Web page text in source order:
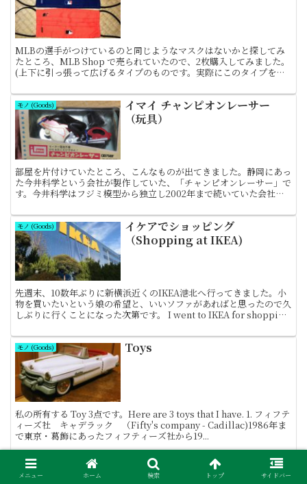
MLBの選手がつけているのと同じようなマスクはないかと探してみ
たところ、MLB Shop で売られていたので、2枚購入してみました。
(上下に引っ張って広げるタイプのものです。実際にこのタイプを着
モノ (Goods)
イマイ チャンピオンレーサー
（玩具）
部屋を片付けていたところ、こんなものが出てきました。静岡にあっ
た今井科学という会社が製作していた、「チャンピオンレーサー」で
す。今井科学はフジミ模型から独立し2002年まで続いていた会社
モノ (Goods)
イケアでショッピング
（Shopping at IKEA)
先週末、10数年ぶりに新横浜近くのIKEA港北へ行ってきました。小
物を買いたいという娘の希望と、いいソファがあればと思ったので久
しぶりに行くことになった次第です。 I went to IKEA for shopping
モノ (Goods) Toys
私の所有する Toy 3点です。Here are 3 toys that I have. 1. フィフテ
ィーズ社 キャデラック （Fifty's company - Cadillac)1986年ま
で東京・葛飾にあったフィフティーズ社から19...
モノ (Goods)
香水2本 (Two bottles of
メニュー ホーム 検索 トップ サイドバー